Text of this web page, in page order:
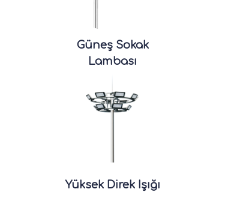
Güneş Sokak
Lambası
Yüksek Direk Işığı